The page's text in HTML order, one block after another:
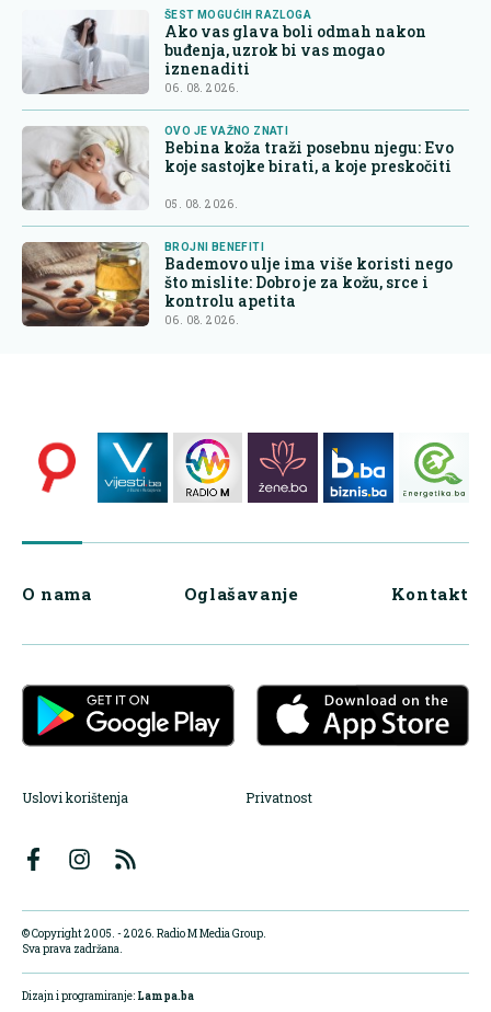
ŠEST MOGUĆIH RAZLOGA
Ako vas glava boli odmah nakon
buđenja, uzrok bi vas mogao
iznenaditi
06. 08. 2026.
OVO JE VAŽNO ZNATI
Bebina koža traži posebnu njegu: Evo
koje sastojke birati, a koje preskočiti
05. 08. 2026.
BROJNI BENEFITI
Bademovo ulje ima više koristi nego
što mislite: Dobro je za kožu, srce i
kontrolu apetita
06. 08. 2026.
O nama Oglašavanje Kontakt
Uslovi korištenja Privatnost
© Copyright 2005. - 2026. Radio M Media Group.
Sva prava zadržana.
Dizajn i programiranje: Lampa.ba